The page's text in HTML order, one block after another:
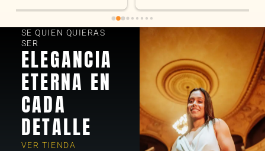
SE QUIEN QUIERAS
SER
ELEGANCIA
ETERNA EN
CADA
DETALLE
VER TIENDA